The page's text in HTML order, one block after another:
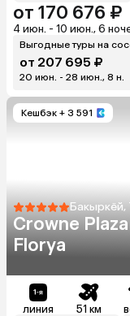
от 170 676 ₽
4 июн. - 10 июн., 6
Выгодные туры на
от 207 695 ₽
20 июн. - 28 июн., 8 н.
Кешбэк + 3 591
Бакыркёй,
Crowne
Florya
линия 51 км